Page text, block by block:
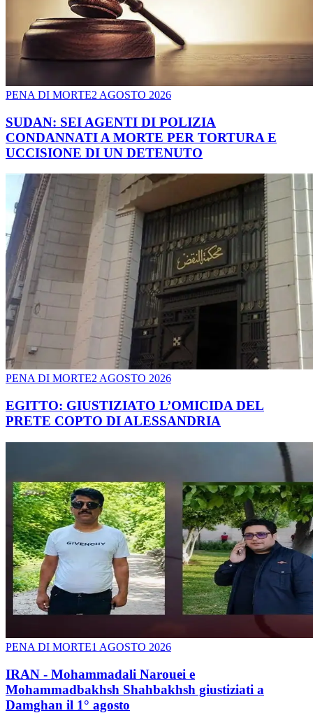
PENA DI MORTE2 AGOSTO 2026
SUDAN: SEI AGENTI DI POLIZIA
CONDANNATI A MORTE PER TORTURA E
UCCISIONE DI UN DETENUTO
PENA DI MORTE2 AGOSTO 2026
EGITTO: GIUSTIZIATO L’OMICIDA DEL
PRETE COPTO DI ALESSANDRIA
PENA DI MORTE1 AGOSTO 2026
IRAN - Mohammadali Narouei e
Mohammadbakhsh Shahbakhsh giustiziati a
Damghan il 1° agosto